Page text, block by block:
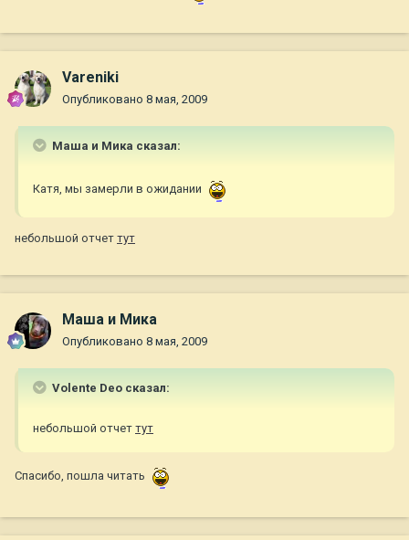
Vareniki
Опубликовано 8 мая, 2009
Маша и Мика сказал:
Катя, мы замерли в ожидании
небольшой отчет тут
Маша и Мика
Опубликовано 8 мая, 2009
Volente Deo сказал:
небольшой отчет тут
Спасибо, пошла читать